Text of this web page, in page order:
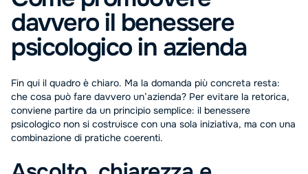
davvero il benessere
psicologico in azienda
Fin qui il quadro è chiaro. Ma la domanda più concreta resta:
che cosa può fare davvero un’azienda? Per evitare la retorica,
conviene partire da un principio semplice: il benessere
psicologico non si costruisce con una sola iniziativa, ma con una
combinazione di pratiche coerenti.